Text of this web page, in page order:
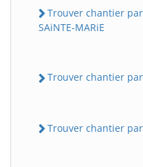
Trouver chantier
SAiNTE-MARiE
Trouver chantier
Trouver chantier